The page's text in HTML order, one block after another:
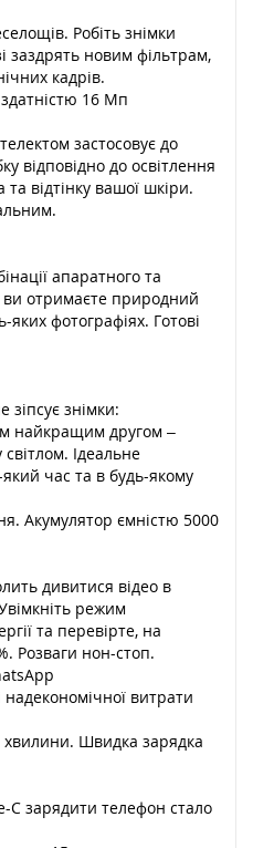
Робіть знімки
заздрять новим фільтрам,
кадрів.
16 Мп
застосовує до
відповідно до освітлення
відтінку вашої шкіри.
апаратного та
отримаєте природний
яких фотографіях. Готові
зіпсує знімки:
найкращим другом –
Ідеальне
час та в будь-якому
Акумулятор ємністю 5000
дивитися відео в
режим
та перевірте, на
Розваги нон-стоп.
витрати
хвилини. Швидка зарядка
C зарядити телефон стало